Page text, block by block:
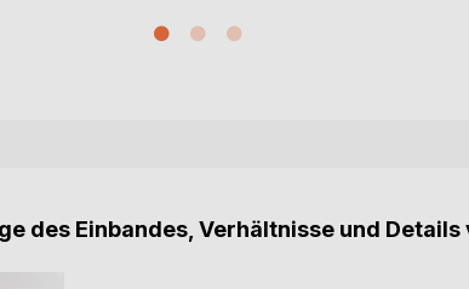
des Einbandes, Verhältnisse und